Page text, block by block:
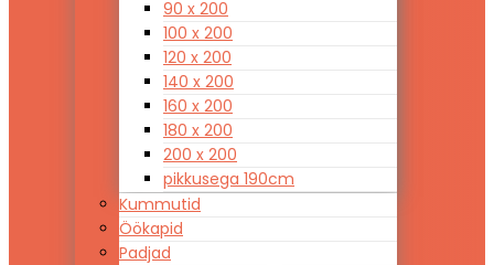
90 x 200
100 x 200
120 x 200
140 x 200
160 x 200
180 x 200
200 x 200
pikkusega 190cm
Kummutid
Öökapid
Padjad